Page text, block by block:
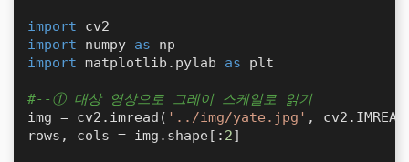
import
import numpy as
import matplotlib.pylab as plt
#--① 대상 영상으로 그레이 스케일로 읽기
img = cv2.imread( '../img/yate.jpg' ,
rows, cols = img.shape[: 2]